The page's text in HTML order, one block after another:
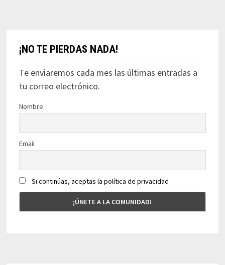
¡NO TE PIERDAS NADA!
Te enviaremos cada mes las últimas entradas a
tu correo electrónico.
Nombre
Email
Si continúas, aceptas la política de privacidad